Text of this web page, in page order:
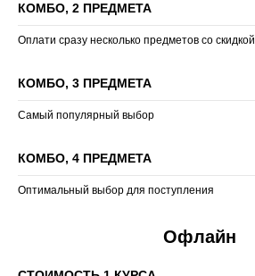
КОМБО, 2 ПРЕДМЕТА
Оплати сразу несколько предметов со скидкой
КОМБО, 3 ПРЕДМЕТА
Самый популярный выбор
КОМБО, 4 ПРЕДМЕТА
Оптимальный выбор для поступления
Офлайн